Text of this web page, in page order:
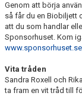
Genom att börja
så får du en Biobiljett
att du som handlar
Sponsorhuset. Kom
Vita tråden
Sandra Roxell och
ta fram en vit tråd till